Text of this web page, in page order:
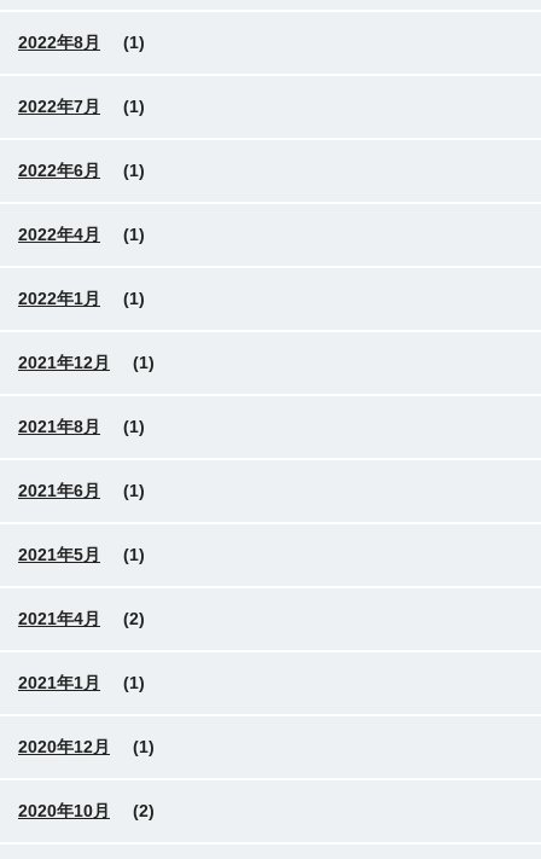
2022年8月 (1)
2022年7月 (1)
2022年6月 (1)
2022年4月 (1)
2022年1月 (1)
2021年12月 (1)
2021年8月 (1)
2021年6月 (1)
2021年5月 (1)
2021年4月 (2)
2021年1月 (1)
2020年12月 (1)
2020年10月 (2)